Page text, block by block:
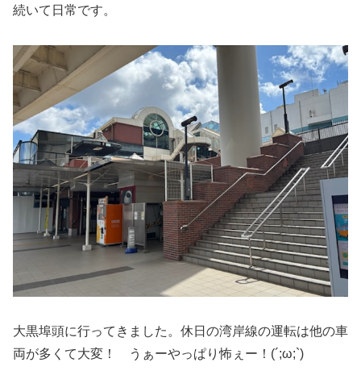
続いて日常です。
大黒埠頭に行ってきました。休日の湾岸線の運転は他の車
両が多くて大変！ うぁーやっぱり怖ぇー！(´;ω;`)